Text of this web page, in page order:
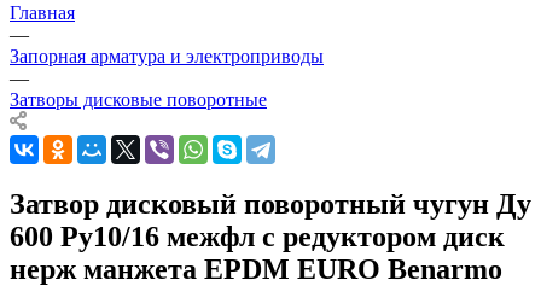
Главная
—
Запорная арматура и электроприводы
—
Затворы дисковые поворотные
Затвор дисковый поворотный чугун Ду
600 Ру10/16 межфл с редуктором диск
нерж манжета EPDM EURO Benarmo